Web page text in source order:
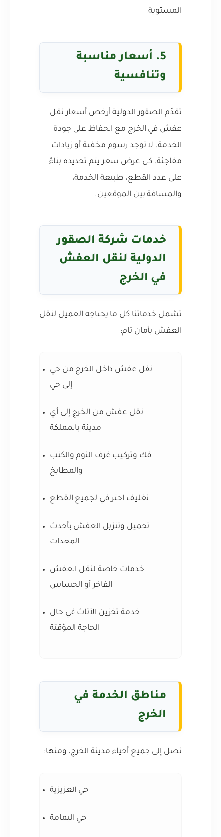
المستوية.
5. أسعار مناسبة
وتنافسية
تقدّم الصقور الدولية أرخص أسعار نقل
عفش في الخرج مع الحفاظ على جودة
الخدمة. لا توجد رسوم مخفية أو زيادات
مفاجئة. كل عرض سعر يتم تحديده بناءً
على عدد القطع، طبيعة الخدمة،
والمسافة بين الموقعين.
خدمات شركة الصقور
الدولية لنقل العفش
في الخرج
تشمل خدماتنا كل ما يحتاجه العميل لنقل
العفش بأمان تام:
نقل عفش داخل الخرج من حي
إلى حي
نقل عفش من الخرج إلى أي
مدينة بالمملكة
فك وتركيب غرف النوم والكنب
والمطابخ
تغليف احترافي لجميع القطع
تحميل وتنزيل العفش بأحدث
المعدات
خدمات خاصة لنقل العفش
الفاخر أو الحساس
خدمة تخزين الأثاث في حال
الحاجة المؤقتة
مناطق الخدمة في
الخرج
نصل إلى جميع أحياء مدينة الخرج، ومنها:
حي العزيزية
حي اليمامة